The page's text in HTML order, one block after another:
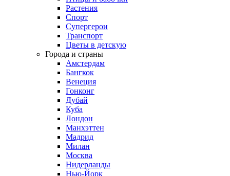
Растения
Спорт
Супергерои
Транспорт
Цветы в детскую
Города и страны
Амстердам
Бангкок
Венеция
Гонконг
Дубай
Куба
Лондон
Манхэттен
Мадрид
Милан
Москва
Нидерланды
Нью-Йорк